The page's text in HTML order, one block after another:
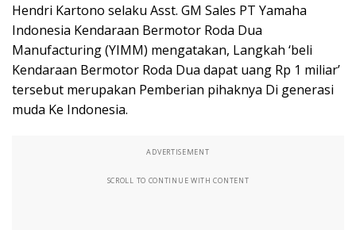
Hendri Kartono selaku Asst. GM Sales PT Yamaha
Indonesia Kendaraan Bermotor Roda Dua
Manufacturing (YIMM) mengatakan, Langkah ‘beli
Kendaraan Bermotor Roda Dua dapat uang Rp 1 miliar’
tersebut merupakan Pemberian pihaknya Di generasi
muda Ke Indonesia.
ADVERTISEMENT
SCROLL TO CONTINUE WITH CONTENT